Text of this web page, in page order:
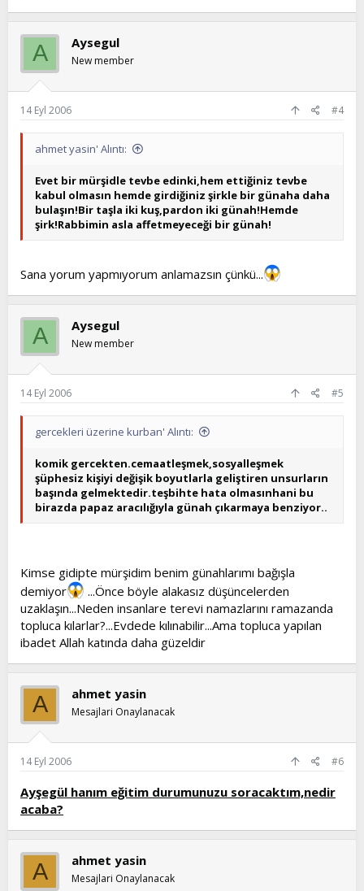
A Aysegul
New member
14 Eyl 2006 #4
ahmet yasin' Alıntı:
Evet bir mürşidle tevbe edinki,hem ettiğiniz tevbe
kabul olmasın hemde girdiğiniz şirkle bir günaha daha
bulaşın!Bir taşla iki kuş,pardon iki günah!Hemde
şirk!Rabbimin asla affetmeyeceği bir günah!
Sana yorum yapmıyorum anlamazsın çünkü...
A Aysegul
New member
14 Eyl 2006 #5
gercekleri üzerine kurban' Alıntı:
komik gercekten.cemaatleşmek,sosyalleşmek
şüphesiz kişiyi değişik boyutlarla geliştiren unsurların
başında gelmektedir.teşbihte hata olmasınhani bu
birazda papaz aracılığıyla günah çıkarmaya benziyor..
Kimse gidipte mürşidim benim günahlarımı bağışla
demiyor
...Önce böyle alakasız düşüncelerden
uzaklaşın...Neden insanlare terevi namazlarını ramazanda
topluca kılarlar?...Evdede kılınabilir...Ama topluca yapılan
ibadet Allah katında daha güzeldir
A ahmet yasin
Mesajlari Onaylanacak
14 Eyl 2006 #6
Ayşegül hanım eğitim durumunuzu soracaktım,nedir
acaba?
A ahmet yasin
Mesajlari Onaylanacak